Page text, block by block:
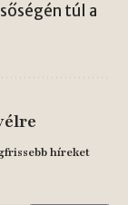
túl a
híreket